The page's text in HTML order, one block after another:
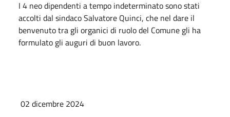
I 4 neo dipendenti a tempo indeterminato sono stati
accolti dal sindaco Salvatore Quinci, che nel dare il
benvenuto tra gli organici di ruolo del Comune gli ha
formulato gli auguri di buon lavoro.
02 dicembre 2024